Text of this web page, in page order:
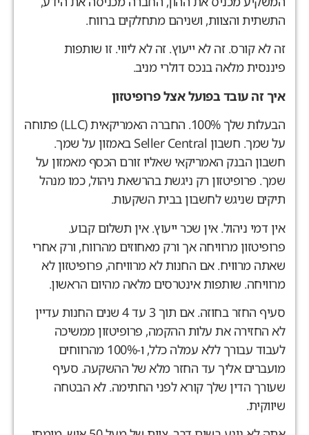
והצוות, ושניהם מתחלקים ברווח.
לא קורס. זה לא ייעוץ. זה לא ליווי. זו שותפות
מלאה בנכס דולרי מניב.
זה עובד בפועל אצל פרופיטזון
הבעלות שלך 100%. החברה האמריקאית (LLC) פתוחה
על שמך. חשבון Seller Central באמזון על שמך.
הבנק האמריקאי שאליו זורם הכסף מאמזון על
פרופיטזון רק ניגשת בהרשאת ניהול, כמו מנהל
שניגש לחשבון בבית השקעות.
דמי ניהול. אין שכר ייעוץ. אין תשלום קבוע.
מרוויחה אך ורק מאחוזים מהרווח, ורק אחרי
מרוויח. אם החנות לא מרוויחה, פרופיטזון לא
שותפות אינטרסים מלאה מהיום הראשון.
סעיף החזר בחוזה. אם תוך 3 עד 4 שנים החנות עדיין
החזירה את עלות ההקמה, פרופיטזון ממשיכה
לעבוד עבורך ללא עמלה כלל, ו-100% מהרווחים
אליך עד החזר מלא של ההשקעה. סעיף
הדין שלך קורא לפני החתימה. לא הבטחה